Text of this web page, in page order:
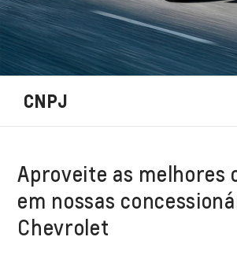
CNPJ
Aproveite as melhores
em nossas
Chevrolet